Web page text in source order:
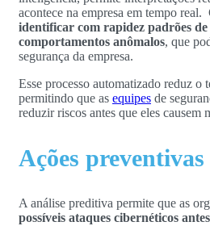
acontece na empresa em tempo real.
identificar com rapidez padrões de
comportamentos anômalos, que
segurança da empresa.
Esse processo automatizado reduz o
permitindo que as equipes de
reduzir riscos antes que eles causem
Ações preventivas
A análise preditiva permite que as
possíveis ataques cibernéticos